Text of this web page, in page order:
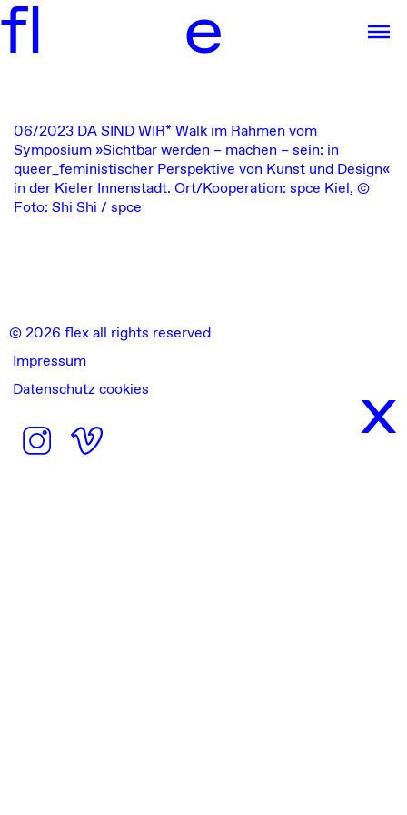
f
x
l e
06/2023 DA SIND WIR* Walk im Rahmen vom
Symposium »Sichtbar werden – machen – sein: in
queer_feministischer Perspektive von Kunst und Design«
in der Kieler Innenstadt. Ort/Kooperation: spce Kiel, ©
Foto: Shi Shi / spce
© 2026 flex all rights reserved
Impressum
Datenschutz cookies